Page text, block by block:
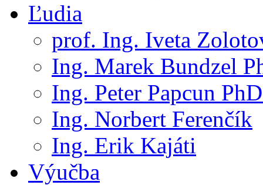
Ľudia
prof. Ing. Iveta
Ing. Marek Bundzel
Ing. Peter Papcun
Ing. Norbert Ferenčík
Ing. Erik Kajáti
Výučba